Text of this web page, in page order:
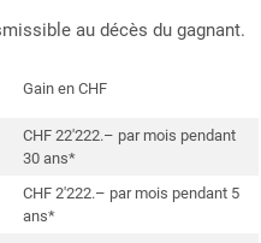
au décès du gagnant.
Gain en CHF
CHF 22'222.– par mois pendant
30 ans*
CHF 2'222.– par mois pendant 5
ans*